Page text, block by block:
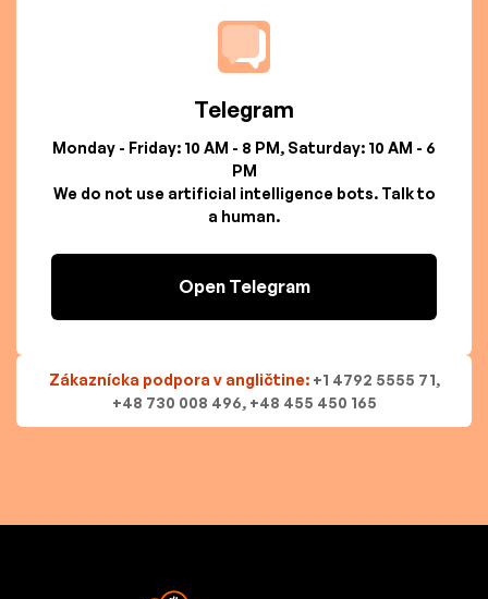
Telegram
Monday - Friday: 10 AM - 8 PM, Saturday: 10 AM - 6
PM
We do not use artificial intelligence bots. Talk to
a human.
Open Telegram
Zákaznícka podpora v angličtine: +1 4792 5555 71,
+48 730 008 496, +48 455 450 165